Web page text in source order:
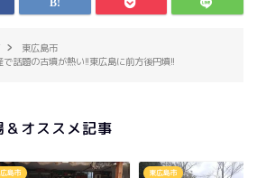
東広島市
で話題の古墳が熱い!!東広島に前方後円墳!!
＆オススメ記事
島市 東広島市